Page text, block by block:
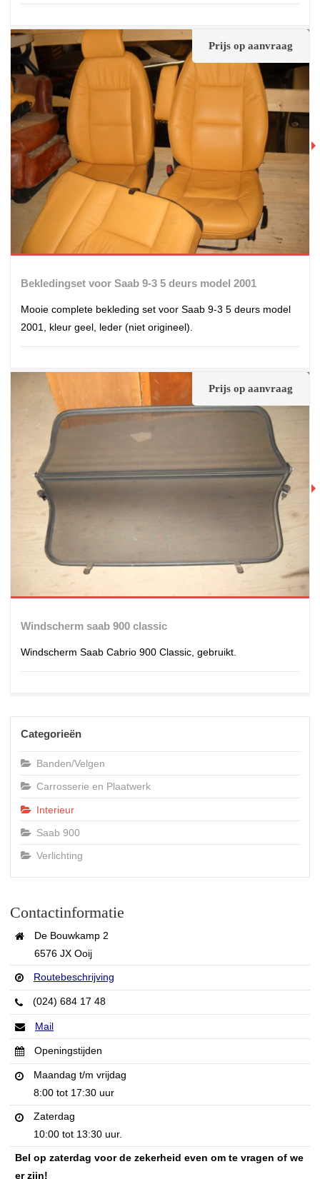
Prijs op aanvraag
Bekledingset voor Saab 9-3 5 deurs model 2001
Mooie complete bekleding set voor Saab 9-3 5 deurs model
2001, kleur geel, leder (niet origineel).
Prijs op aanvraag
Windscherm saab 900 classic
Windscherm Saab Cabrio 900 Classic, gebruikt.
Categorieën
Banden/Velgen
Carrosserie en Plaatwerk
Interieur
Saab 900
Verlichting
Contactinformatie
De Bouwkamp 2
6576 JX Ooij
Routebeschrijving
(024) 684 17 48
Mail
Openingstijden
Maandag t/m vrijdag
8:00 tot 17:30 uur
Zaterdag
10:00 tot 13:30 uur.
Bel op zaterdag voor de zekerheid even om te vragen of we
er zijn!